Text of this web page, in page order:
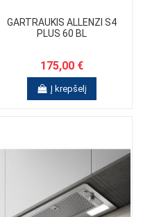
GARTRAUKIS ALLENZI S4
PLUS 60 BL
175,00 €
Į krepšelį